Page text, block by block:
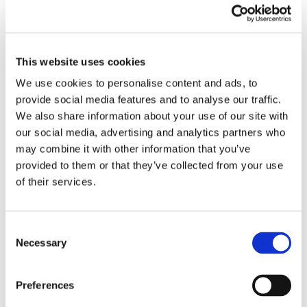
This website uses cookies
We use cookies to personalise content and ads, to
provide social media features and to analyse our traffic.
We also share information about your use of our site with
our social media, advertising and analytics partners who
may combine it with other information that you’ve
provided to them or that they’ve collected from your use
of their services.
Selection
Necessary
Preferences
продукта. Бланшировщик OctoCore IF снижает риск
и питательную ценность фруктов и овощей.
Опционально бланширователь OctoCore™ IF может
быть оснащен второй температурной зоной для
снижения температуры на финальной стадии
бланширования для деликатных продуктов, которые
склонны к перебланшированию.
Перекрестная система подачи
воды
использует большой объем отфильтрованной и
рециркулирующей воды, которая проходит через
продукт и сразу же выходит из бланширователя.
Затем вода снова поступает в нагревательный бак.